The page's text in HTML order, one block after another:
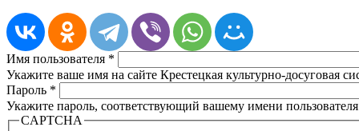
Имя пользователя *
Укажите ваше имя на сайте Крестецкая культурно-досуговая
Пароль *
Укажите пароль, соответствующий вашему имени
CAPTCHA